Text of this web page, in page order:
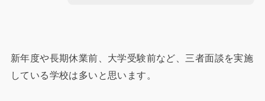
新年度や長期休業前、大学受験前など、三者面談を実施
している学校は多いと思います。